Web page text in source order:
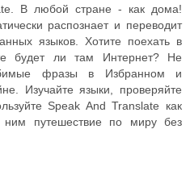
В любой стране - как дома!
распознает и переводит
языков. Хотите поехать в
будет ли там Интернет? Не
фразы в Избранном и
Изучайте языки, проверяйте
Speak And Translate как
ним путешествие по миру без